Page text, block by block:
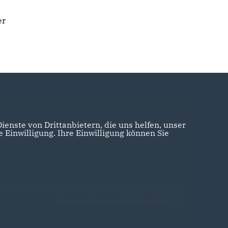
von Drittanbietern, die uns helfen, unser
Einwilligung. Ihre Einwilligung können Sie